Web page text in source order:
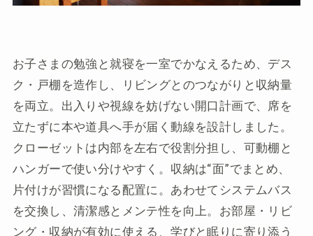
お子さまの勉強と就寝を一室でかなえるため、デス
ク・戸棚を造作し、リビングとのつながりと収納量
を両立。出入りや視線を妨げない開口計画で、席を
立たずに本や道具へ手が届く動線を設計しました。
クローゼットは内部を左右で役割分担し、可動棚と
ハンガーで使い分けやすく。収納は“面”でまとめ、
片付けが習慣になる配置に。あわせてシステムバス
を交換し、清潔感とメンテ性を向上。お部屋・リビ
ング・収納が有効に使える、学びと眠りに寄り添う